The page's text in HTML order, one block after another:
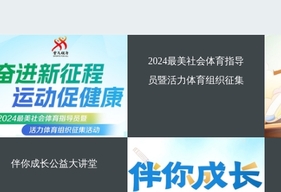
2024最美社会体育指导
员暨活力体育组织征集
伴你成长公益大讲堂